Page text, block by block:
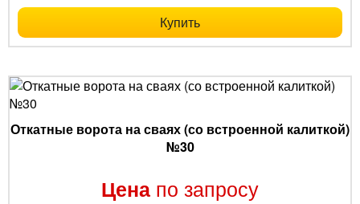
Купить
Откатные ворота на сваях (со встроенной калиткой)
№30
Цена по запросу